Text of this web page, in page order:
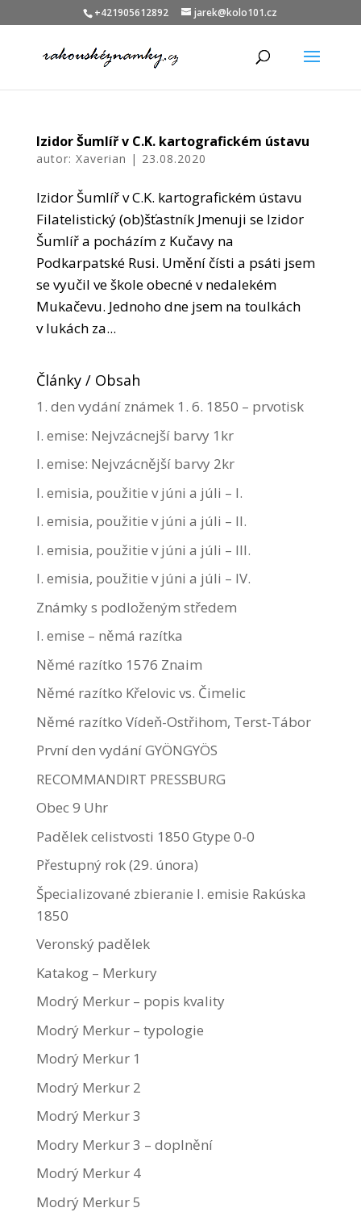
+421905612892 jarek@kolo101.cz
Izidor Šumlíř v C.K. kartografickém ústavu
autor: Xaverian | 23.08.2020
Izidor Šumlíř v C.K. kartografickém ústavu
Filatelistický (ob)šťastník Jmenuji se Izidor
Šumlíř a pocházím z Kučavy na
Podkarpatské Rusi. Umění čísti a psáti jsem
se vyučil ve škole obecné v nedalekém
Mukačevu. Jednoho dne jsem na toulkách
v lukách za...
Články / Obsah
1. den vydání známek 1. 6. 1850 – prvotisk
I. emise: Nejvzácnejší barvy 1kr
I. emise: Nejvzácnější barvy 2kr
I. emisia, použitie v júni a júli – I.
I. emisia, použitie v júni a júli – II.
I. emisia, použitie v júni a júli – III.
I. emisia, použitie v júni a júli – IV.
Známky s podloženým středem
I. emise – němá razítka
Němé razítko 1576 Znaim
Němé razítko Křelovic vs. Čimelic
Němé razítko Vídeň-Ostřihom, Terst-Tábor
První den vydání GYÖNGYÖS
RECOMMANDIRT PRESSBURG
Obec 9 Uhr
Padělek celistvosti 1850 Gtype 0-0
Přestupný rok (29. února)
Špecializované zbieranie I. emisie Rakúska
1850
Veronský padělek
Katakog – Merkury
Modrý Merkur – popis kvality
Modrý Merkur – typologie
Modrý Merkur 1
Modrý Merkur 2
Modrý Merkur 3
Modry Merkur 3 – doplnění
Modrý Merkur 4
Modrý Merkur 5